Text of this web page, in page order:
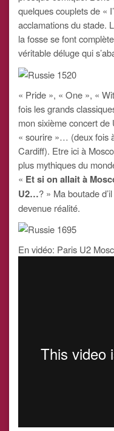
quelques couplets de «
acclamations du stade.
la fosse se font
véritable déluge qui
« Pride », « One », «
fois les grands
mon sixième concert
« sourire »… (deux fois
Cardiff). Etre ici à
plus mythiques du
« Et si on allait à
U2…? » Ma boutade
devenue réalité.
En vidéo: Paris U2